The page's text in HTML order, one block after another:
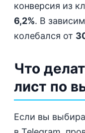
конверсия из
6,2%. В
колебался от
Что
лист по
Если вы